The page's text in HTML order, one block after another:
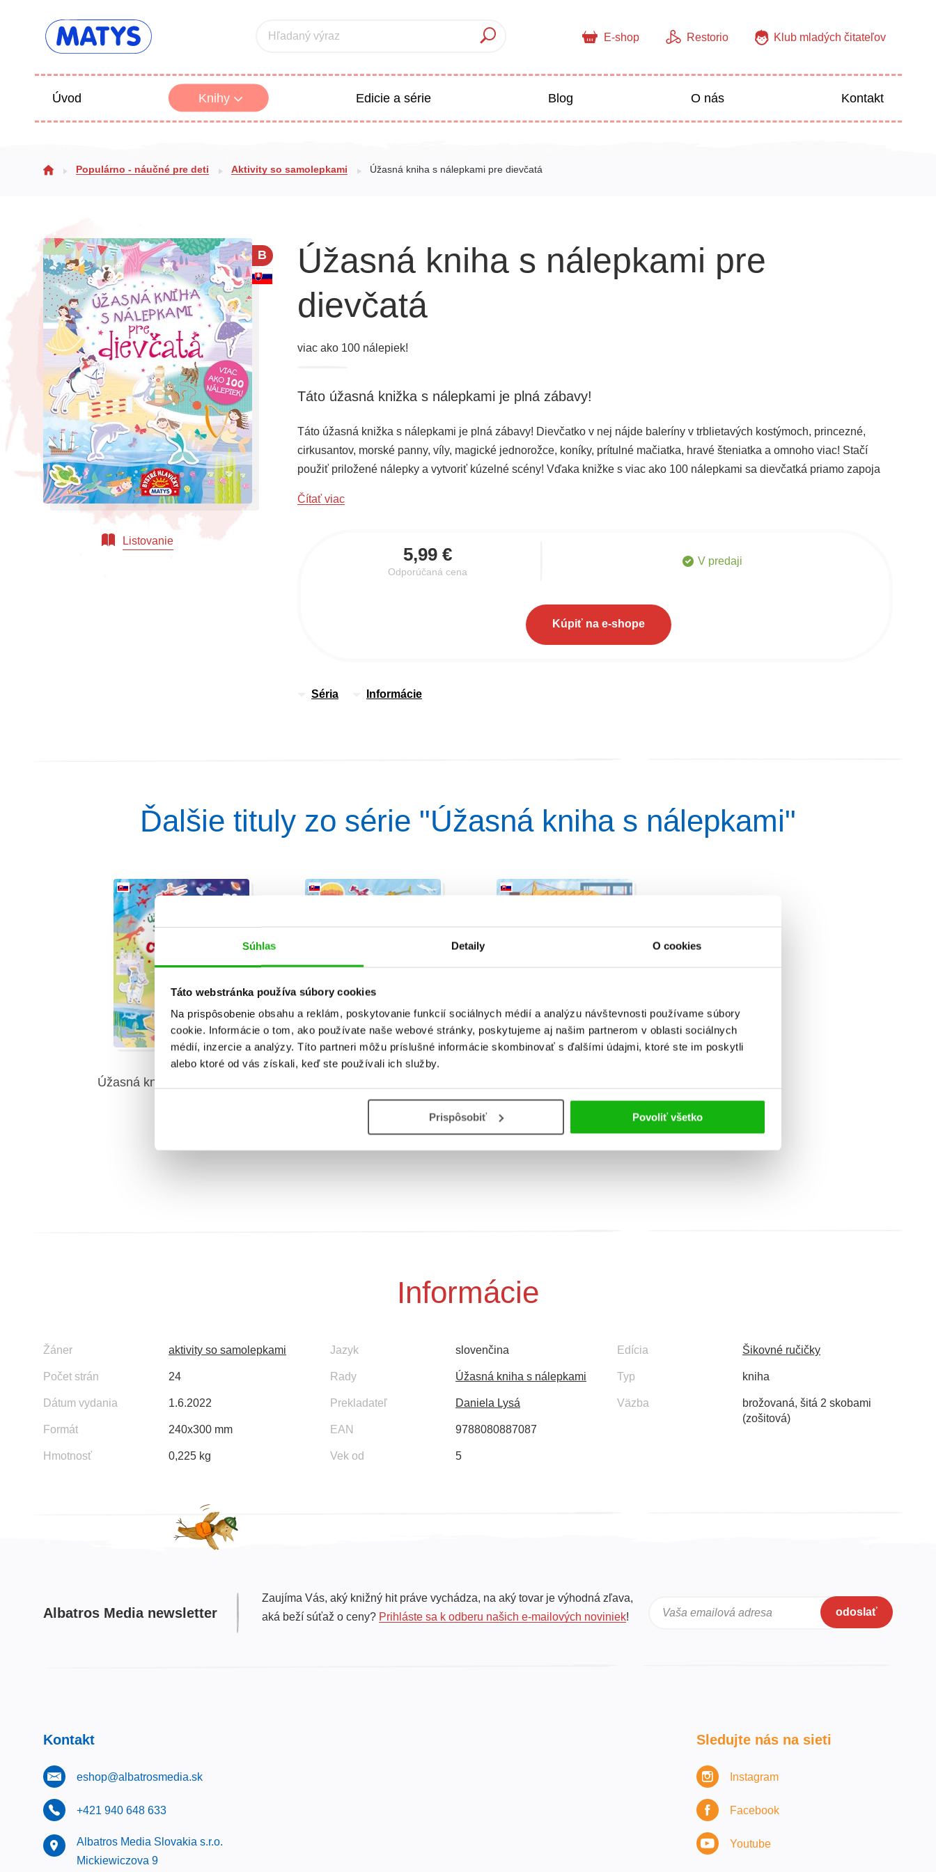
Súhlas Detaily O cookies
Táto webstránka používa súbory cookies
Na prispôsobenie obsahu a reklám, poskytovanie funkcií sociálnych médií a analýzu návštevnosti používame súbory
cookie. Informácie o tom, ako používate naše webové stránky, poskytujeme aj našim partnerom v oblasti sociálnych
médií, inzercie a analýzy. Títo partneri môžu príslušné informácie skombinovať s ďalšími údajmi, ktoré ste im poskytli
alebo ktoré od vás získali, keď ste používali ich služby.
Prispôsobiť Povoliť všetko
Hľadaný výraz E-shop Restorio Klub mladých čitateľov
Úvod Knihy
Všetky kategórie
Edicie a série Blog O nás Kontakt
Populárno - náučné pre deti Aktivity so samolepkami Úžasná kniha s nálepkami pre dievčatá
B
Listovanie
Úžasná kniha s nálepkami pre
dievčatá
viac ako 100 nálepiek!
Táto úžasná knižka s nálepkami je plná zábavy!
Táto úžasná knižka s nálepkami je plná zábavy! Dievčatko v nej nájde baleríny v trblietavých kostýmoch, princezné,
cirkusantov, morské panny, víly, magické jednorožce, koníky, prítulné mačiatka, hravé šteniatka a omnoho viac! Stačí
použiť priložené nálepky a vytvoriť kúzelné scény! Vďaka knižke s viac ako 100 nálepkami sa dievčatká priamo zapoja
nich závisí, aký obrázok bude kde umiestnený, čím si vytvoria vlastný príbeh.
Čítať viac
5,99 €
Odporúčaná cena
V predaji
Kúpiť na e-shope
Séria Informácie
Ďalšie tituly zo série "Úžasná kniha s nálepkami"
Úžasná kniha s nálepkami pre
cestách
meste
Informácie
Žáner aktivity so samolepkami
Počet strán 24
Dátum vydania 1.6.2022
Formát 240x300 mm
Hmotnosť 0,225 kg
Jazyk slovenčina
Rady Úžasná kniha s nálepkami
Prekladateľ Daniela Lysá
EAN 9788080887087
Vek od 5
Edícia Šikovné ručičky
Typ kniha
Väzba
brožovaná, šitá 2 skobami
(zošitová)
Albatros Media newsletter
Zaujíma Vás, aký knižný hit práve vychádza, na aký tovar je výhodná zľava,
aká beží súťaž o ceny? Prihláste sa k odberu našich e-mailových noviniek! Vaša emailová adresa odoslať
Kontakt
eshop@albatrosmedia.sk
+421 940 648 633
Albatros Media Slovakia s.r.o.
Mickiewiczova 9
Sledujte nás na sieti
Instagram
Facebook
Youtube